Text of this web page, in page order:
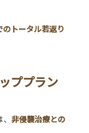
トータル若返り
ププラン
、非侵襲治療との